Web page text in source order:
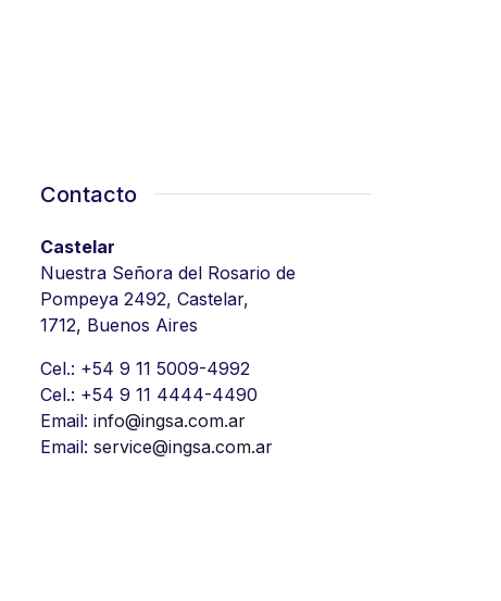
Contacto
Castelar
Nuestra Señora del Rosario de
Pompeya 2492, Castelar,
1712, Buenos Aires
Cel.: +54 9 11 5009-4992
Cel.: +54 9 11 4444-4490
Email: info@ingsa.com.ar
Email: service@ingsa.com.ar